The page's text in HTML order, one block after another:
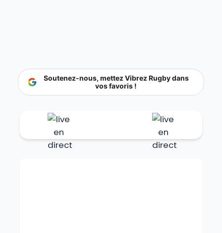
Soutenez-nous, mettez Vibrez Rugby dans
vos favoris !